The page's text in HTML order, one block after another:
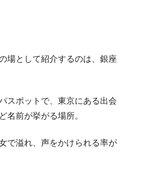
場として紹介するのは、銀座
スポットで、東京にある出会
名前が挙がる場所。
で溢れ、声をかけられる率が